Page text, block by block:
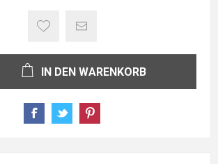
IN DEN WARENKORB